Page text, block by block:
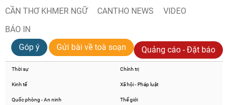
CẦN THƠ KHMER NGỮ CANTHO NEWS
VIDEO
BÁO IN
Góp ý
Gửi bài về toà soạn Quảng cáo - Đặt báo
Thời sự Chính trị
Kinh tế Xã hội - Pháp luật
Quốc phòng - An ninh Thế giới